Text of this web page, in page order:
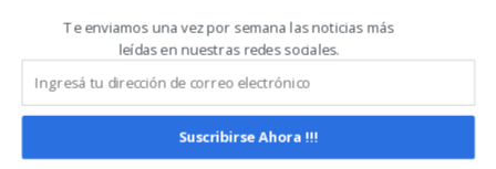
disponibilidad de trigo durante la campaña
2026/27.
«Hoy el mercado descuenta una cosecha mundial
muy abundante. La principal posibilidad de un
Te enviamos una vez por semana las noticias más
leídas en nuestras redes sociales.
Suscribirse Ahora !!!